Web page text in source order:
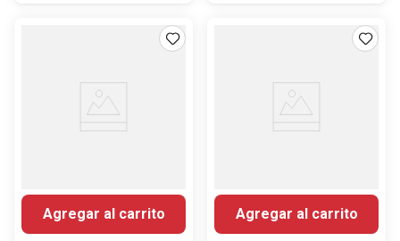
Agregar al carrito Agregar al carrito